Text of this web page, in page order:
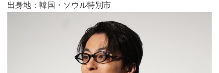
出身地：韓国・ソウル特別市